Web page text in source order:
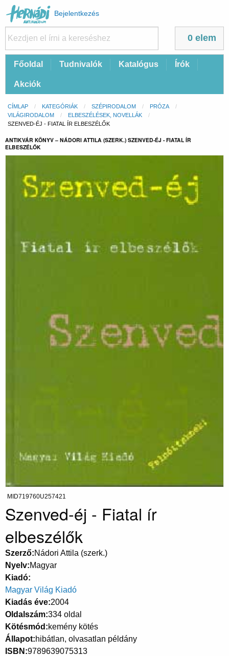
Felhasználói
fiók
menüje
Bejelentkezés
0 elem
FőFőoldal Tudnivalók Katalógus Írók
Akciók
Morzsa
CÍMLAP KATEGÓRIÁK SZÉPIRODALOM
PRÓZA
VILÁGIRODALOM
ELBESZÉLÉSEK, NOVELLÁK
CURRENT:
SZENVED-ÉJ - FIATAL ÍR ELBESZÉLŐK
ANTIKVÁR KÖNYV – NÁDORI ATTILA (SZERK.) SZENVED-ÉJ - FIATAL ÍR
ELBESZÉLŐK
MID719760U257421
Szenved-éj - Fiatal ír
elbeszélők
Szerző Nádori Attila (szerk.)
Nyelv Magyar
Kiadó
Magyar Világ Kiadó
Kiadás éve 2004
Oldalszám 334 oldal
Kötésmód kemény kötés
Állapot hibátlan, olvasatlan példány
ISBN 9789639075313